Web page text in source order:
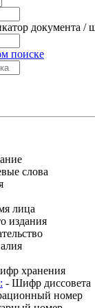
документа /
поиске
слова
лица
издания
хранения
- Шифр диссовета
номер